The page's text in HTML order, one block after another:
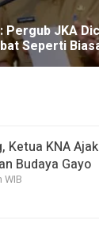
Ketua KNA Ajak
Budaya Gayo
WIB